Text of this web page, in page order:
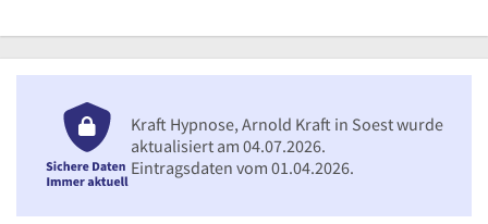
Kraft Hypnose, Arnold Kraft in Soest wurde
aktualisiert am 04.07.2026.
Eintragsdaten vom 01.04.2026.